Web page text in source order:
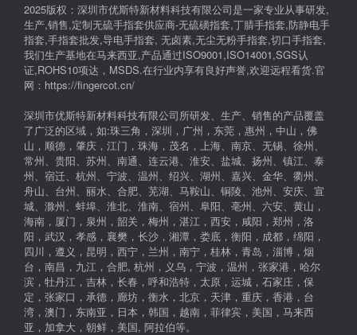
2025版权：深圳市优斯特新材料科技有限公司是一家专业从事研发,
生产,销售,定制无硫手指套供应商-无硫磺指套,丁腈手指套,防静电手
指套,手指套批发,导电手指套, 无卤素,无尘无粉手指套,切口手指套,
我们生产基地在马来西亚,产品通过ISO9001,ISO14001,SGS认
证,ROHS10项达，MSDS.在行业内享有良好声誉,欢迎远程看货.官
网：https://fingercot.cn/
深圳市优斯特新材料科技有限公司所研发、生产、销售的产品覆盖
了广泛的区域，如:珠三角，深圳，广州，东莞，惠州，中山，佛
山，顺德，肇庆，江门，珠海，茂名，上海、南京、无锡、徐州、
常州、贵阳、苏州、南通、连云港、淮安、盐城、扬州、镇江、泰
州、宿迁、杭州、宁波、温州、绍兴、湖州、嘉兴、金华、衢州、
舟山、台州、丽水、合肥、芜湖、马鞍山、铜陵、池州、安庆、宣
城、滁州、蚌埠、淮北、淮南、宿州、阜阳、亳州、六安、黄山，
海南，厦门，泉州，韶关，梅州，湛江，西安，咸阳，郑州，洛
阳，武汉，孝感，襄樊，长沙，湘潭，娄底，衡阳，成都，绵阳，
四川，遵义，昆明，西宁，兰州，南宁，桂林，青岛，淄博，烟
台，南昌，九江，合肥, 杭州，义乌，宁波，温州，张家港，哈尔
滨，牡丹江，吉林，长春，呼和浩特，太原，运城，石家庄，保
定，张家口，承德，廊坊，衡水，北京，天津，重庆，香港，台
湾，澳门，东南亚，日本，韩国，越南，菲律宾，美国，马来西
亚，加拿大，朝鲜，美国, 阿拉伯等。